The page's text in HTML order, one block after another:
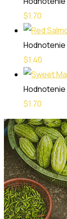
$1.70
Hodnotenie
$1.40
Hodnotenie
$1.70